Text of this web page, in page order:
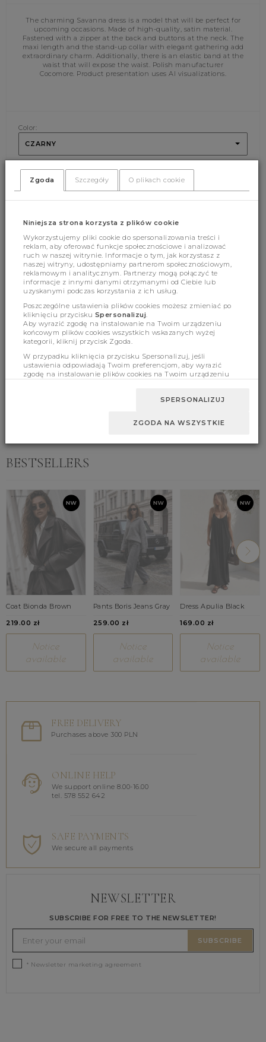
The charming Savanna dress is a model that will be perfect for
upcoming occasions. Made of high-quality, satin material.
Fastened with a zipper at the back and buttons at the neck. The
maxi length and the stand-up collar with elegant gathering add
extraordinary charm. Additionally, there is an elastic band at the
waist that will expose the waist. Polish manufacturer
Cocomore. Product presentation uses AI visualizations.
Color:
CZARNY
Size:
XS
M L
ADD CART
(417) (0)
Product features
BESTSELLERS
Coat Bionda Brown
219.00 zł
Notice
available
Pants Boris Jeans Gray
259.00 zł
Notice
available
Dress Apulia Black
169.00 zł
Notice
available
FREE DELIVERY
Purchases above 300 PLN
ONLINE HELP
We support online 8.00-16.00
tel. 578 552 642
SAFE PAYMENTS
We secure all payments
NEWSLETTER
SUBSCRIBE FOR FREE TO THE NEWSLETTER!
SUBSCRIBE
* Newsletter marketing agreement
Zgoda Szczegóły O plikach cookie
Niniejsza strona korzysta z plików cookie
Wykorzystujemy pliki cookie do spersonalizowania treści i
reklam, aby oferować funkcje społecznościowe i analizować
ruch w naszej witrynie. Informacje o tym, jak korzystasz z
naszej witryny, udostępniamy partnerom społecznościowym,
reklamowym i analitycznym. Partnerzy mogą połączyć te
informacje z innymi danymi otrzymanymi od Ciebie lub
uzyskanymi podczas korzystania z ich usług.
Poszczególne ustawienia plików cookies możesz zmieniać po
kliknięciu przycisku Spersonalizuj.
Aby wyrazić zgodę na instalowanie na Twoim urządzeniu
końcowym plików cookies wszystkich wskazanych wyżej
kategorii, kliknij przycisk Zgoda.
W przypadku kliknięcia przycisku Spersonalizuj, jeśli
ustawienia odpowiadają Twoim preferencjom, aby wyrazić
zgodę na instalowanie plików cookies na Twoim urządzeniu
SPERSONALIZUJ
ZGODA NA WSZYSTKIE